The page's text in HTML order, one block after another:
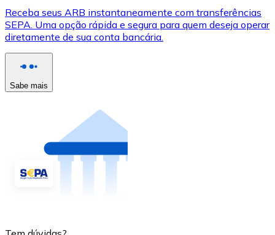
Receba seus ARB instantaneamente com transferências
SEPA. Uma opção rápida e segura para quem deseja operar
diretamente de sua conta bancária.
Sabe mais